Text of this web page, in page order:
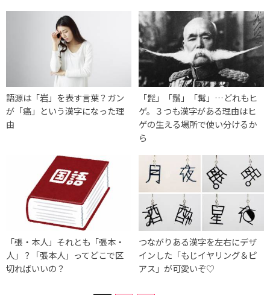
語源は「岩」を表す言葉？ガン
が「癌」という漢字になった理
由
「髭」「鬚」「髯」…どれもヒ
ゲ。３つも漢字がある理由はヒ
ゲの生える場所で使い分けるか
ら
「張・本人」それとも「張本・
人」？「張本人」ってどこで区
切ればいいの？
つながりある漢字を左右にデザ
インした「もじイヤリング＆ピ
アス」が可愛いぞ♡